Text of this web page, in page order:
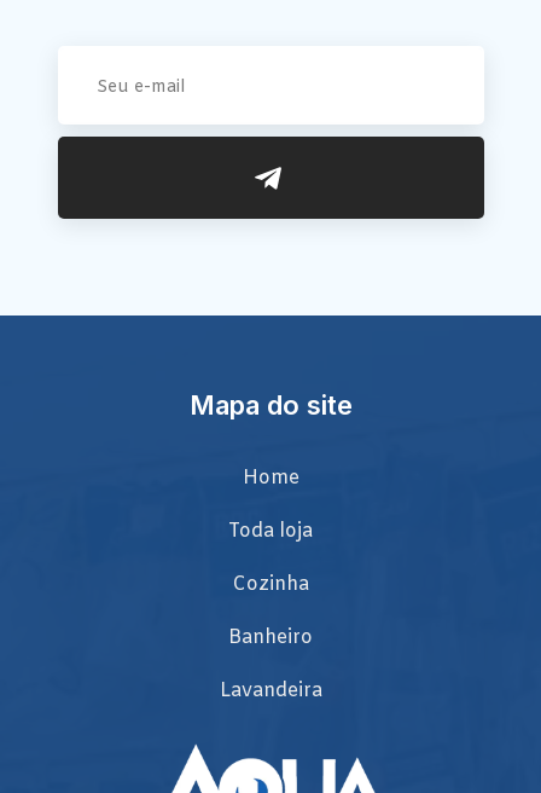
Mapa do site
Home
Toda loja
Cozinha
Banheiro
Lavandeira